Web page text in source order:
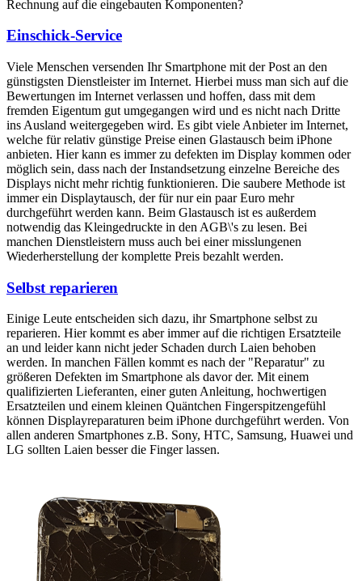
Rechnung auf die eingebauten Komponenten?
Einschick-Service
Viele Menschen versenden Ihr Smartphone mit der Post an den
günstigsten Dienstleister im Internet. Hierbei muss man sich auf die
Bewertungen im Internet verlassen und hoffen, dass mit dem
fremden Eigentum gut umgegangen wird und es nicht nach Dritte
ins Ausland weitergegeben wird. Es gibt viele Anbieter im Internet,
welche für relativ günstige Preise einen Glastausch beim iPhone
anbieten. Hier kann es immer zu defekten im Display kommen oder
möglich sein, dass nach der Instandsetzung einzelne Bereiche des
Displays nicht mehr richtig funktionieren. Die saubere Methode ist
immer ein Displaytausch, der für nur ein paar Euro mehr
durchgeführt werden kann. Beim Glastausch ist es außerdem
notwendig das Kleingedruckte in den AGB\'s zu lesen. Bei
manchen Dienstleistern muss auch bei einer misslungenen
Wiederherstellung der komplette Preis bezahlt werden.
Selbst reparieren
Einige Leute entscheiden sich dazu, ihr Smartphone selbst zu
reparieren. Hier kommt es aber immer auf die richtigen Ersatzteile
an und leider kann nicht jeder Schaden durch Laien behoben
werden. In manchen Fällen kommt es nach der "Reparatur" zu
größeren Defekten im Smartphone als davor der. Mit einem
qualifizierten Lieferanten, einer guten Anleitung, hochwertigen
Ersatzteilen und einem kleinen Quäntchen Fingerspitzengefühl
können Displayreparaturen beim iPhone durchgeführt werden. Von
allen anderen Smartphones z.B. Sony, HTC, Samsung, Huawei und
LG sollten Laien besser die Finger lassen.